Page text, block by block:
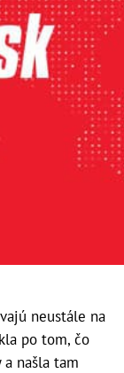
neustále na
po tom, čo
našla tam